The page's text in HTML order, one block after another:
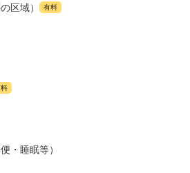
区域） 有料
・睡眠等）